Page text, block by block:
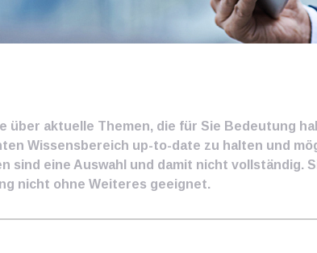
über aktuelle Themen, die für Sie Bedeutung
Wissensbereich up-to-date zu halten und
sind eine Auswahl und damit nicht vollständig.
nicht ohne Weiteres geeignet.